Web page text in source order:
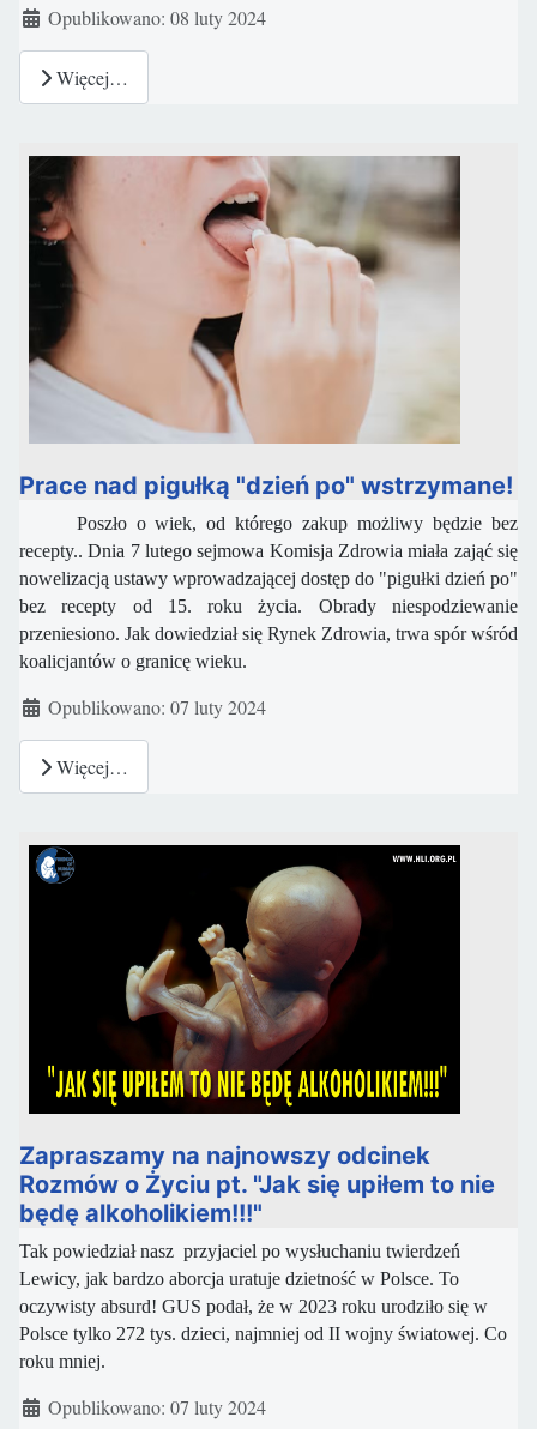
Szczegóły
Opublikowano: 08 luty 2024
Więcej…
Prace nad pigułką "dzień po" wstrzymane!
Poszło o wiek, od którego zakup możliwy będzie bez
recepty.. Dnia 7 lutego sejmowa Komisja Zdrowia miała zająć się
nowelizacją ustawy wprowadzającej dostęp do "pigułki dzień po"
bez recepty od 15. roku życia. Obrady niespodziewanie
przeniesiono. Jak dowiedział się Rynek Zdrowia, trwa spór wśród
koalicjantów o granicę wieku.
Szczegóły
Opublikowano: 07 luty 2024
Więcej…
Zapraszamy na najnowszy odcinek
Rozmów o Życiu pt. "Jak się upiłem to nie
będę alkoholikiem!!!"
Tak powiedział nasz przyjaciel po wysłuchaniu twierdzeń
Lewicy, jak bardzo aborcja uratuje dzietność w Polsce. To
oczywisty absurd! GUS podał, że w 2023 roku urodziło się w
Polsce tylko 272 tys. dzieci, najmniej od II wojny światowej. Co
roku mniej.
Szczegóły
Opublikowano: 07 luty 2024